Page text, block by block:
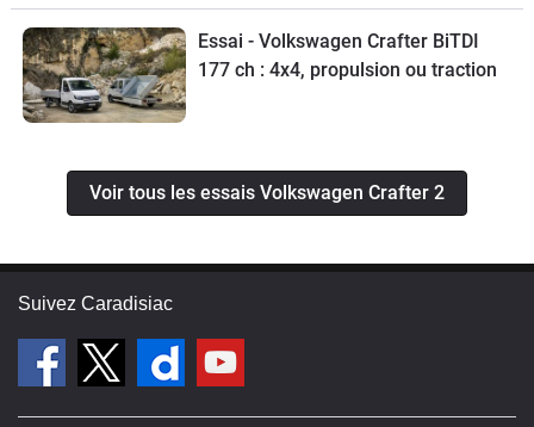
Essai - Volkswagen Crafter BiTDI
177 ch : 4x4, propulsion ou traction
Voir tous les essais Volkswagen Crafter 2
Suivez Caradisiac